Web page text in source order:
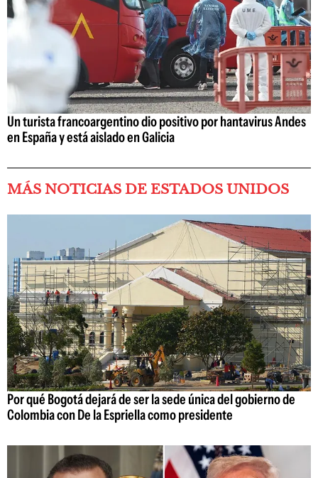
Un turista francoargentino dio positivo por hantavirus Andes
en España y está aislado en Galicia
MÁS NOTICIAS DE ESTADOS UNIDOS
Por qué Bogotá dejará de ser la sede única del gobierno de
Colombia con De la Espriella como presidente